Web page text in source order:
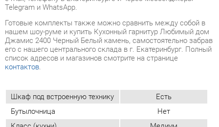
контактов.
Шкаф под встроенную технику
Есть
Бутылочница
Нет
Класс (кухни)
Медиум
Материал
Лдсп
Цвет
Черный/белый камень
Угловой модуль
Нет